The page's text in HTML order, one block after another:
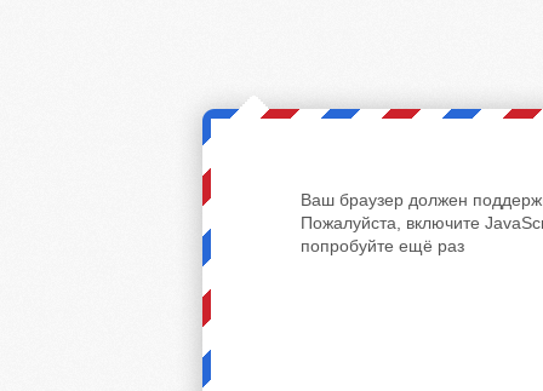
Ваш браузер должен
Пожалуйста, включите
попробуйте ещё раз